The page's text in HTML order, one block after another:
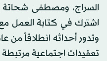
السراج، ومصطفى شحاتة
اشترك في كتابة العمل
تعقيدات اجتماعية مرتبطة